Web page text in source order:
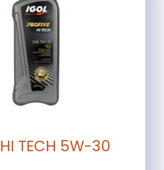
HI TECH 5W-30